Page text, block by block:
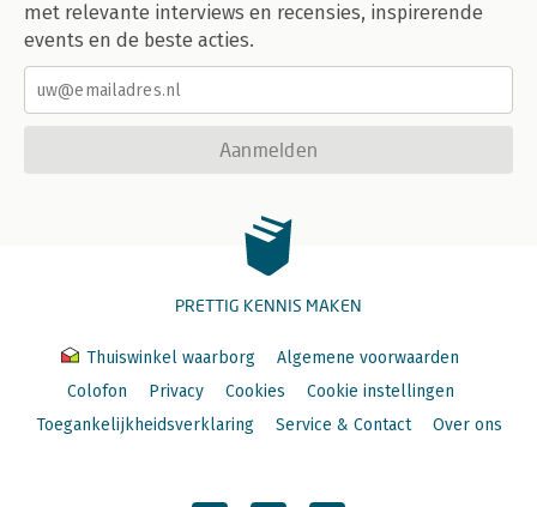
met relevante interviews en recensies, inspirerende
events en de beste acties.
Aanmelden
PRETTIG KENNIS MAKEN
Thuiswinkel waarborg
Algemene voorwaarden
Colofon
Privacy Cookies
Cookie instellingen
Toegankelijkheidsverklaring
Service & Contact Over ons